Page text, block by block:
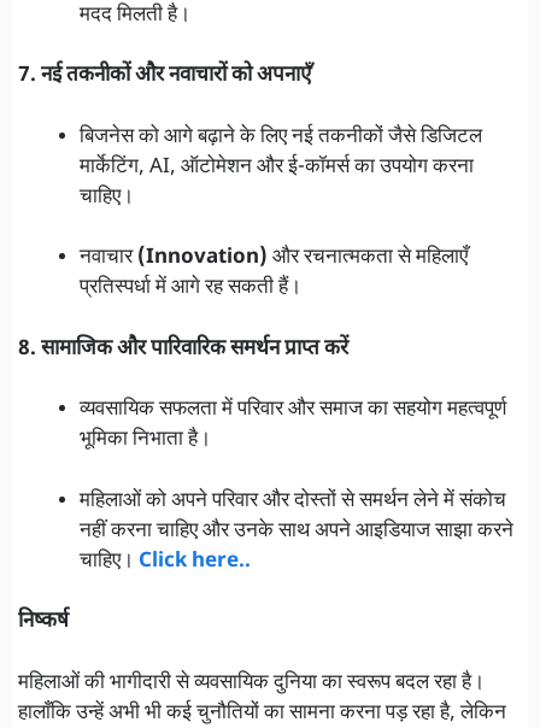
मदद मिलती है।
7. नई तकनीकों और नवाचारों को अपनाएँ
बिजनेस को आगे बढ़ाने के लिए नई तकनीकों जैसे डिजिटल
मार्केटिंग, AI, ऑटोमेशन और ई-कॉमर्स का उपयोग करना
चाहिए।
नवाचार(Innovation) और रचनात्मकता से महिलाएँ
प्रतिस्पर्धा में आगे रह सकती हैं।
8. सामाजिक और पारिवारिक समर्थन प्राप्त करें
व्यवसायिक सफलता में परिवार और समाज का सहयोग महत्वपूर्ण
भूमिका निभाता है।
महिलाओं को अपने परिवार और दोस्तों से समर्थन लेने में संकोच
नहीं करना चाहिए और उनके साथ अपने आइडियाज साझा करने
चाहिए। Click here..
निष्कर्ष
महिलाओं की भागीदारी से व्यवसायिक दुनिया का स्वरूप बदल रहा है।
हालाँकि उन्हें अभी भी कई चुनौतियों का सामना करना पड़ रहा है, लेकिन